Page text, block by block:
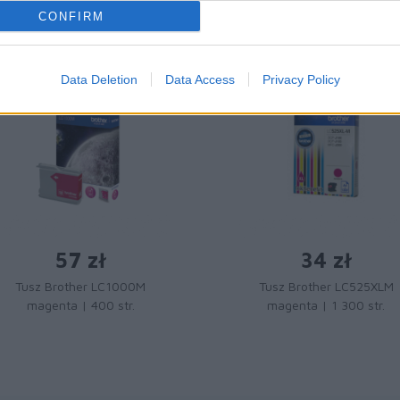
CONFIRM
Data Deletion Data Access Privacy Policy
57 zł
Tusz Brother LC1000M
magenta | 400 str.
34 zł
Tusz Brother LC525XLM
magenta | 1 300 str.